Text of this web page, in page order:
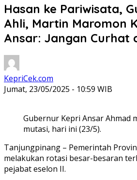
Hasan ke Pariwisata,
Ahli, Martin Maromon
Ansar: Jangan Curhat
KepriCek.com
Jumat, 23/05/2025 - 10:59 WIB
Gubernur Kepri Ansar Ahmad
mutasi, hari ini (23/5).
Tanjungpinang – Pemerintah
melakukan rotasi besar-besaran
pejabat eselon II.